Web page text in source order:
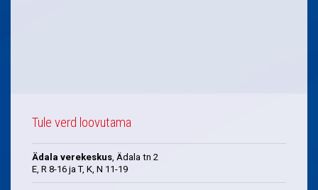
Tule verd loovutama
Ädala verekeskus, Ädala tn 2
E, R 8-16 ja T, K, N 11-19